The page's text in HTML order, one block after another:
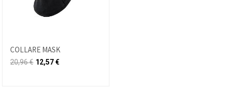
COLLARE MASK
20,96€ 12,57€